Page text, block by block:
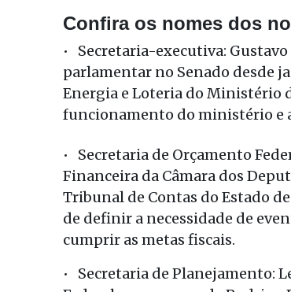
Confira os nomes dos
• Secretaria-executiva:
parlamentar no Senado desde
Energia e Loteria do Ministério
funcionamento do ministério e
• Secretaria de Orçamento
Financeira da Câmara dos
Tribunal de Contas do Estado
de definir a necessidade de
cumprir as metas fiscais.
• Secretaria de Planejamento: